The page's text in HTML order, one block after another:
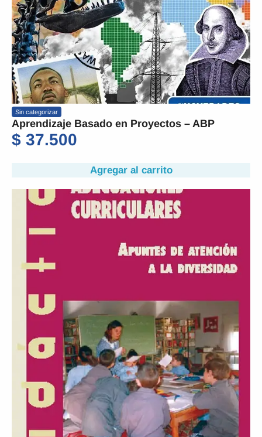
Sin categorizar
Aprendizaje Basado en Proyectos – ABP
$ 37.500
Agregar al carrito